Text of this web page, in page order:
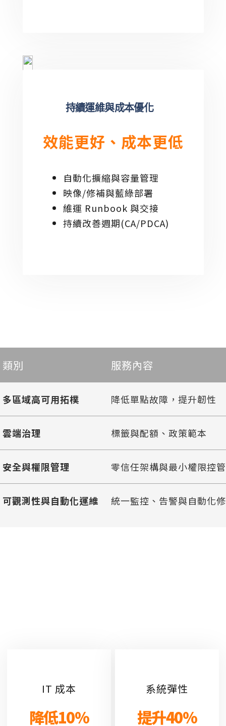
效能更好、成本更低
持續運維與成本優化
自動化擴縮與容量管理
映像/修補與藍綠部署
維運 Runbook 與交接
持續改善週期(CA/PDCA)
類別 服務內容
多區域高可用拓樸 降低單點故障，提升韌性
雲端治理 標籤與配額、政策範本
安全與權限管理 零信任架構與最小權限控管
可觀測性與自動化運維 統一監控、告警與自動化
降低10%
IT 成本
提升40%
系統彈性